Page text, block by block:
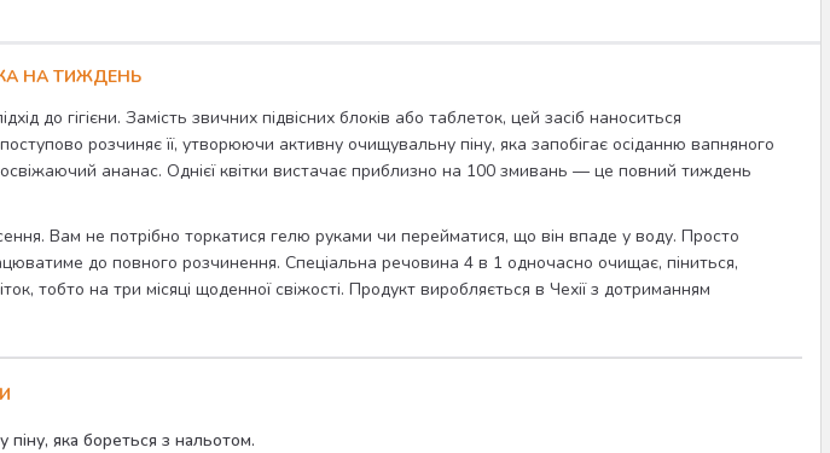
НА ТИЖДЕНЬ
до гігієни. Замість звичних підвісних блоків або таблеток, цей засіб наноситься
розчиняє її, утворюючи активну очищувальну піну, яка запобігає осіданню вапняного
ананас. Однієї квітки вистачає приблизно на 100 змивань — це повний тиждень
Вам не потрібно торкатися гелю руками чи перейматися, що він впаде у воду. Просто
до повного розчинення. Спеціальна речовина 4 в 1 одночасно очищає, піниться,
тобто на три місяці щоденної свіжості. Продукт виробляється в Чехії з дотриманням
яка бореться з нальотом.